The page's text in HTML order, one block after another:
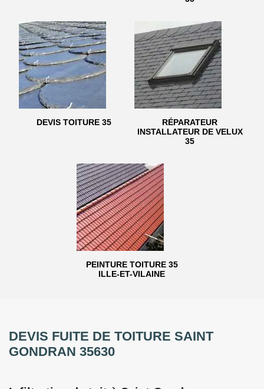
DEVIS TOITURE 35
RÉPARATEUR
INSTALLATEUR DE VELUX
35
PEINTURE TOITURE 35
ILLE-ET-VILAINE
DEVIS FUITE DE TOITURE SAINT
GONDRAN 35630